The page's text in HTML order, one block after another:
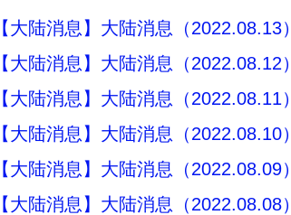
【大陆消息】大陆消息（2022.08.13）
【大陆消息】大陆消息（2022.08.12）
【大陆消息】大陆消息（2022.08.11）
【大陆消息】大陆消息（2022.08.10）
【大陆消息】大陆消息（2022.08.09）
【大陆消息】大陆消息（2022.08.08）